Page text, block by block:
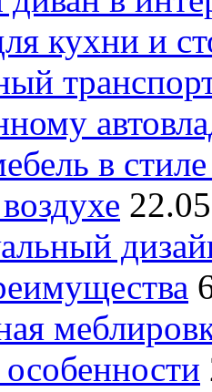
кухни и
в